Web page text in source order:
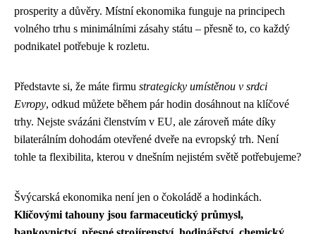
prosperity a důvěry. Místní ekonomika funguje na principech
volného trhu s minimálními zásahy státu – přesně to, co každý
podnikatel potřebuje k rozletu.
Představte si, že máte firmu strategicky umístěnou v srdci
Evropy, odkud můžete během pár hodin dosáhnout na klíčové
trhy. Nejste svázáni členstvím v EU, ale zároveň máte díky
bilaterálním dohodám otevřené dveře na evropský trh. Není
tohle ta flexibilita, kterou v dnešním nejistém světě potřebujeme?
Švýcarská ekonomika není jen o čokoládě a hodinkách.
Klíčovými tahouny jsou farmaceutický průmysl,